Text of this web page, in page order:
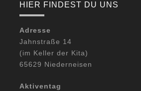
HIER FINDEST DU UNS
Adresse
Jahnstraße 14
(im Keller der Kita)
65629 Niederneisen
Aktiventag